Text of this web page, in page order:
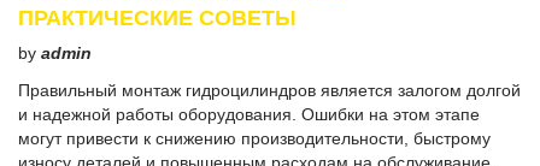
ПРАКТИЧЕСКИЕ СОВЕТЫ
by admin
Правильный монтаж гидроцилиндров является залогом долгой
и надежной работы оборудования. Ошибки на этом этапе
могут привести к снижению производительности, быстрому
износу деталей и повышенным расходам на обслуживание.